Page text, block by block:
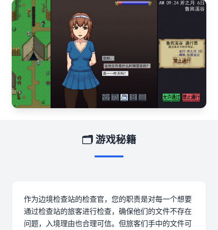
🗂️ 游戏秘籍
作为边境检查站的检查官，您的职责是对每一个想要
通过检查站的旅客进行检查，确保他们的文件不存在
问题，入境理由也合理可信。但旅客们手中的文件可